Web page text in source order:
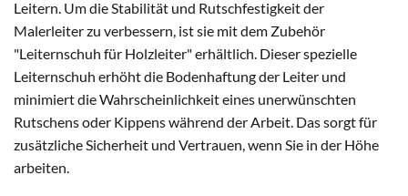
Leitern. Um die Stabilität und Rutschfestigkeit der
Malerleiter zu verbessern, ist sie mit dem Zubehör
"Leiternschuh für Holzleiter" erhältlich. Dieser spezielle
Leiternschuh erhöht die Bodenhaftung der Leiter und
minimiert die Wahrscheinlichkeit eines unerwünschten
Rutschens oder Kippens während der Arbeit. Das sorgt für
zusätzliche Sicherheit und Vertrauen, wenn Sie in der Höhe
arbeiten.